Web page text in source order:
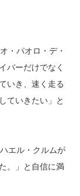
・パオロ・デ・
バーだけでなく
いき、速く走る
ていきたい」と
エル・クルムが
。」と自信に満